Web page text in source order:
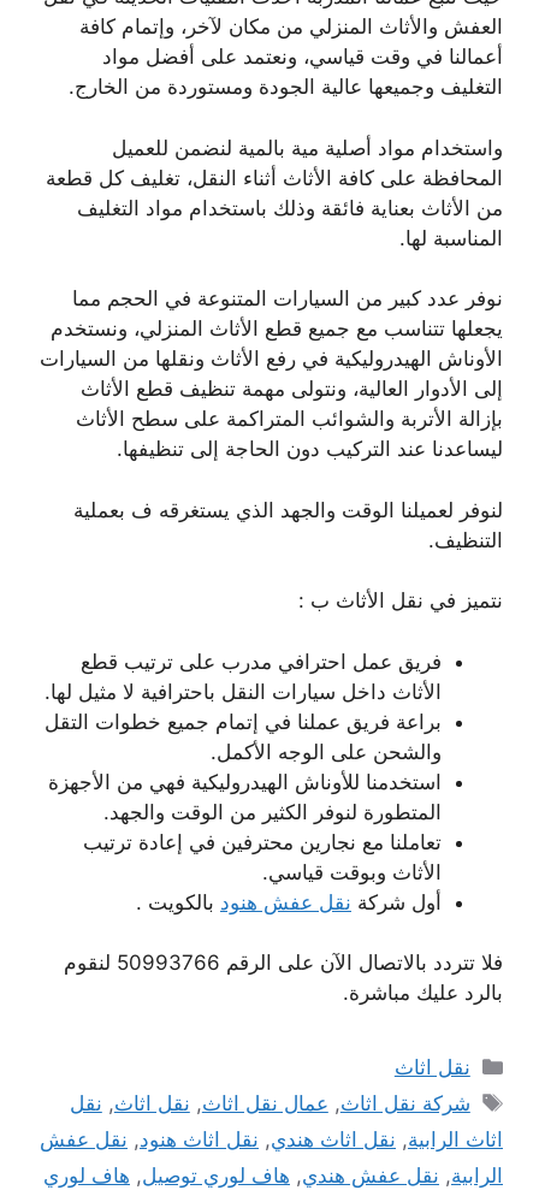
العفش والأثاث المنزلي من مكان لآخر، وإتمام كافة
أعمالنا في وقت قياسي، ونعتمد على أفضل مواد
التغليف وجميعها عالية الجودة ومستوردة من الخارج.
واستخدام مواد أصلية مية بالمية لنضمن للعميل
المحافظة على كافة الأثاث أثناء النقل، تغليف كل قطعة
من الأثاث بعناية فائقة وذلك باستخدام مواد التغليف
المناسبة لها.
نوفر عدد كبير من السيارات المتنوعة في الحجم مما
يجعلها تتناسب مع جميع قطع الأثاث المنزلي، ونستخدم
الأوناش الهيدروليكية في رفع الأثاث ونقلها من السيارات
إلى الأدوار العالية، ونتولى مهمة تنظيف قطع الأثاث
بإزالة الأتربة والشوائب المتراكمة على سطح الأثاث
ليساعدنا عند التركيب دون الحاجة إلى تنظيفها.
لنوفر لعميلنا الوقت والجهد الذي يستغرقه ف بعملية
التنظيف.
نتميز في نقل الأثاث ب :
فريق عمل احترافي مدرب على ترتيب قطع
الأثاث داخل سيارات النقل باحترافية لا مثيل لها.
براعة فريق عملنا في إتمام جميع خطوات التقل
والشحن على الوجه الأكمل.
استخدمنا للأوناش الهيدروليكية فهي من الأجهزة
المتطورة لنوفر الكثير من الوقت والجهد.
تعاملنا مع نجارين محترفين في إعادة ترتيب
الأثاث وبوقت قياسي.
أول شركة نقل عفش هنود بالكويت .
فلا تتردد بالاتصال الآن على الرقم 50993766 لنقوم
بالرد عليك مباشرة.
التصنيفات
نقل اثاث
الوسوم
شركة نقل اثاث, عمال نقل اثاث, نقل اثاث, نقل
اثاث الرابية, نقل اثاث هندي, نقل اثاث هنود, نقل عفش
الرابية, نقل عفش هندي, هاف لوري توصيل, هاف لوري